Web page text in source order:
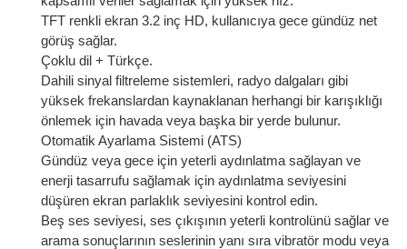
TFT renkli ekran 3.2 inç HD, kullanıcıya gece gündüz net
görüş sağlar.
Çoklu dil + Türkçe.
Dahili sinyal filtreleme sistemleri, radyo dalgaları gibi
yüksek frekanslardan kaynaklanan herhangi bir karışıklığı
önlemek için havada veya başka bir yerde bulunur.
Otomatik Ayarlama Sistemi (ATS)
Gündüz veya gece için yeterli aydınlatma sağlayan ve
enerji tasarrufu sağlamak için aydınlatma seviyesini
düşüren ekran parlaklık seviyesini kontrol edin.
Beş ses seviyesi, ses çıkışının yeterli kontrolünü sağlar ve
arama sonuçlarının seslerinin yanı sıra vibratör modu veya